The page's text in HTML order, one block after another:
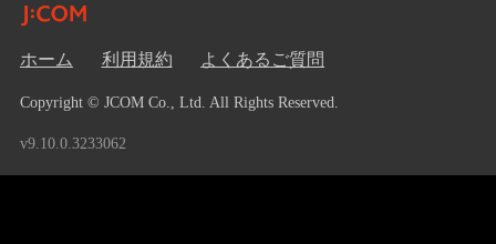
ホーム 利用規約 よくあるご質問
Copyright © JCOM Co., Ltd. All Rights Reserved.
v9.10.0.3233062